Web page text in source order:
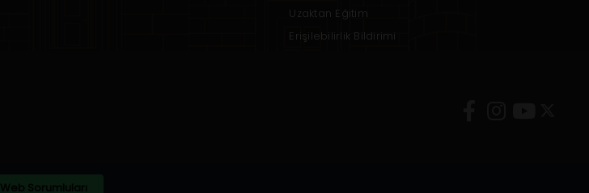
Uzaktan Eğitim
Erişilebilirlik Bildirimi
Web Sorumluları